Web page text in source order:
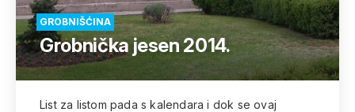
GROBNIŠĆINA
Grobnička jesen 2014.
List za listom pada s kalendara i dok se ovaj